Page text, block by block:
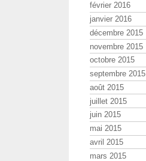
février 2016
janvier 2016
décembre 2015
novembre 2015
octobre 2015
septembre 2015
août 2015
juillet 2015
juin 2015
mai 2015
avril 2015
mars 2015